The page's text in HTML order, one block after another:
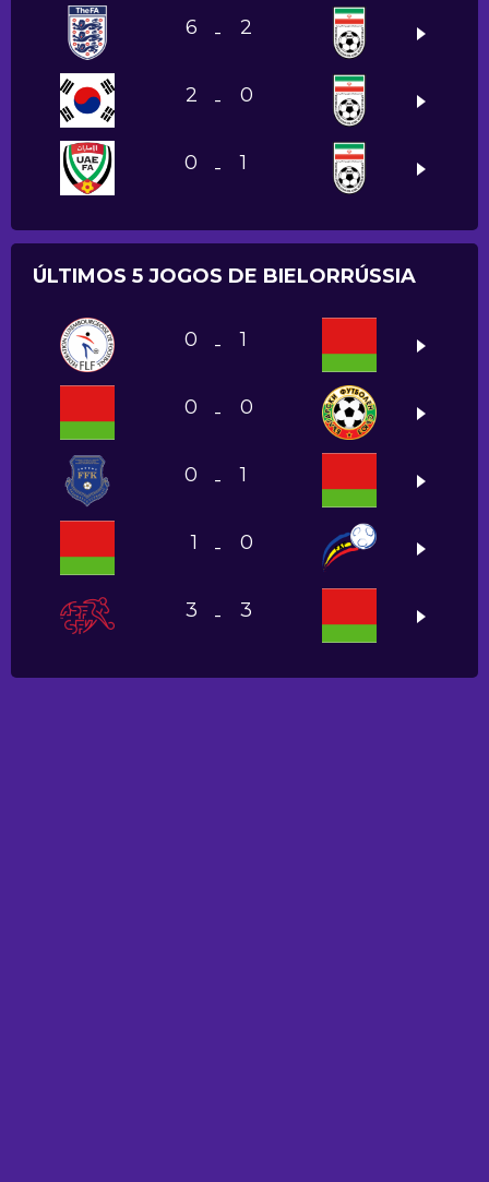
6 - 2
2 - 0
0 - 1
ÚLTIMOS 5 JOGOS DE BIELORRÚSSIA
0 - 1
0 - 0
0 - 1
1 - 0
3 - 3